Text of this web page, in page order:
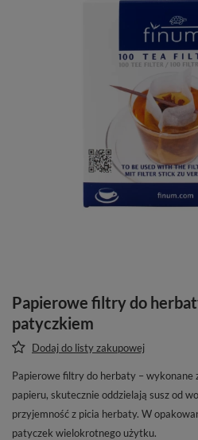
Papierowe filtry do
patyczkiem
Dodaj do listy zakupowej
Papierowe filtry do herbaty – wykonane
papieru, skutecznie oddzielają susz od
przyjemność z picia herbaty. W
patyczek wielokrotnego użytku.